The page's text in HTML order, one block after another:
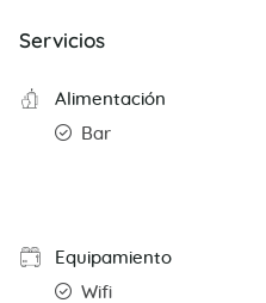
Servicios
Alimentación
Bar
Equipamiento
Wifi